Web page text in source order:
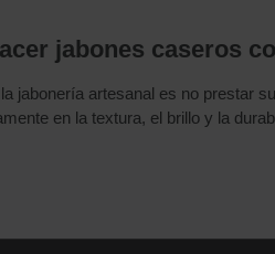
jabones caseros
jabonería artesanal es no prestar
en la textura, el brillo y la